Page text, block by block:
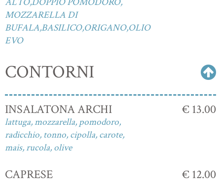
MOZZARELLA DI
BUFALA,BASILICO,ORIGANO,OLIO
EVO
CONTORNI
INSALATONA ARCHI
lattuga, mozzarella, pomodoro,
radicchio, tonno, cipolla, carote,
mais, rucola, olive
€ 13.00
CAPRESE € 12.00